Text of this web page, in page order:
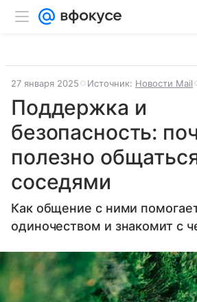
27 января 2025 Источник: Новости Mail
Поддержка и
безопасность:
полезно
соседями
Как общение с ними
одиночеством и знакомит с